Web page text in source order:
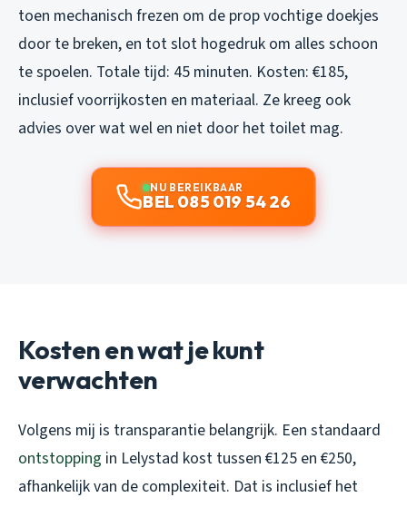
toen mechanisch frezen om de prop vochtige doekjes
door te breken, en tot slot hogedruk om alles schoon
te spoelen. Totale tijd: 45 minuten. Kosten: €185,
inclusief voorrijkosten en materiaal. Ze kreeg ook
advies over wat wel en niet door het toilet mag.
NU BEREIKBAAR
BEL 085 019 54 26
Kosten en wat je kunt
verwachten
Volgens mij is transparantie belangrijk. Een standaard
ontstopping in Lelystad kost tussen €125 en €250,
afhankelijk van de complexiteit. Dat is inclusief het